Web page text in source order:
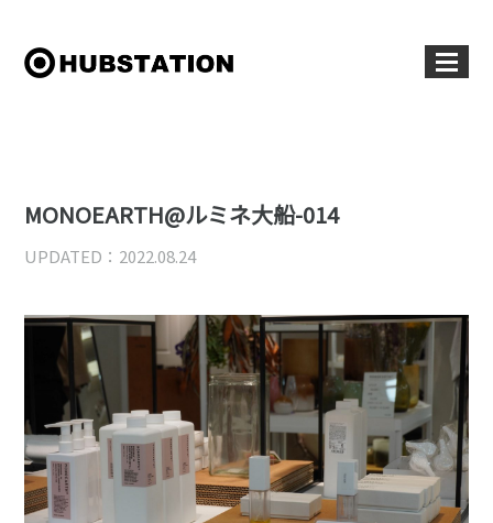
MONOEARTH@ルミネ大船-014
UPDATED：2022.08.24